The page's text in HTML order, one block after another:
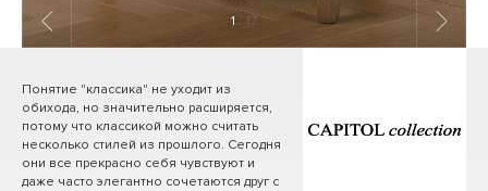
1 / 17
Понятие "классика" не уходит из
обихода, но значительно расширяется,
потому что классикой можно считать
несколько стилей из прошлого. Сегодня
они все прекрасно себя чувствуют и
даже часто элегантно сочетаются друг с